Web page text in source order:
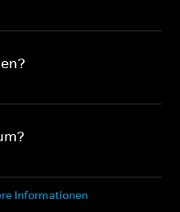
Informationen